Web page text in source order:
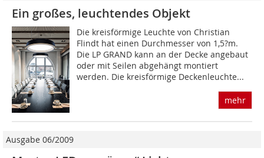
Ein großes, leuchtendes Objekt
Die kreisförmige Leuchte von Christian
Flindt hat einen Durchmesser von 1,5?m.
Die LP GRAND kann an der Decke angebaut
oder mit Seilen abgehängt montiert
werden. Die kreisförmige Deckenleuchte...
mehr
Ausgabe 06/2009